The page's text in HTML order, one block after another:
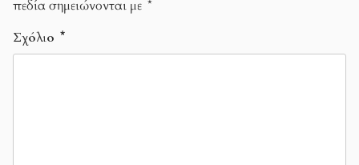
πεδία σημειώνονται με *
Σχόλιο *